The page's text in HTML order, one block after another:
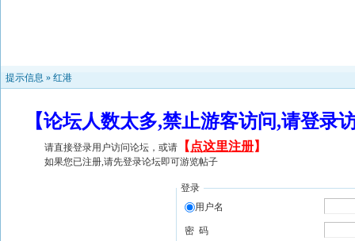
提示信息 » 红港
【论坛人数太多,禁止游客访问,请登
请直接登录用户访问论坛，或请 【 点这里注册】
如果您已注册,请先登录论坛即可游览帖子
登录
用户名
密 码